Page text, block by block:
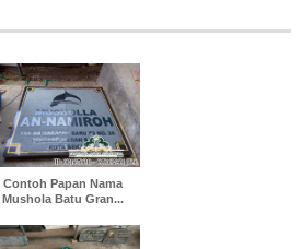
Contoh Papan Nama
Mushola Batu Gran...